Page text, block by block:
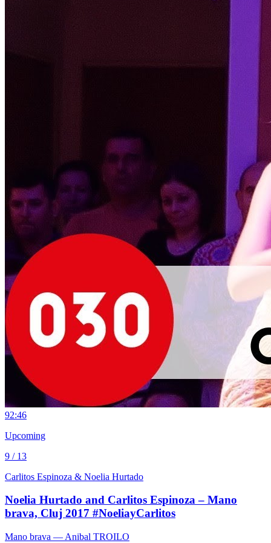
92:46
Upcoming
9 / 13
Carlitos Espinoza & Noelia Hurtado
Noelia Hurtado and Carlitos Espinoza – Mano
brava, Cluj 2017 #NoeliayCarlitos
Mano brava — Anibal TROILO